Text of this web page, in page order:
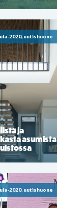
2020, uutishuone
ja
asumista
2020, uutishuone